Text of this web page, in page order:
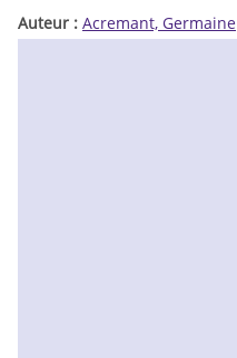
Auteur : Acremant, Germaine